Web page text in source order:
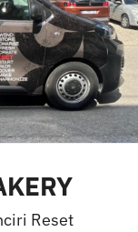
Reset